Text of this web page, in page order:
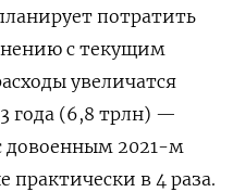
потратить
с текущим
увеличатся
года (6,8 трлн) —
довоенным 2021-м
практически в 4 раза.